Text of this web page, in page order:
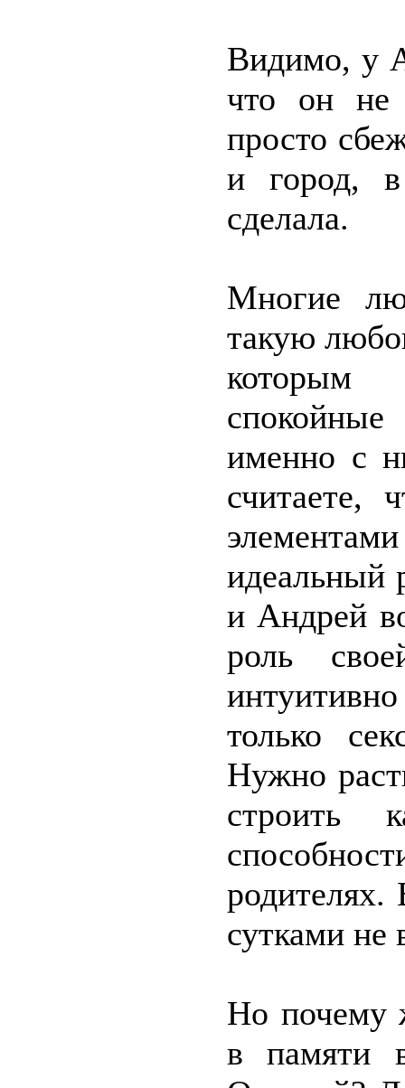
Видимо, у
что он не
просто
и город,
сделала.
Многие
такую
которым
именно с
идеальный
и Андрей
роль
только
Нужно
строить
родителях.
сутками не
Но почему
в памяти